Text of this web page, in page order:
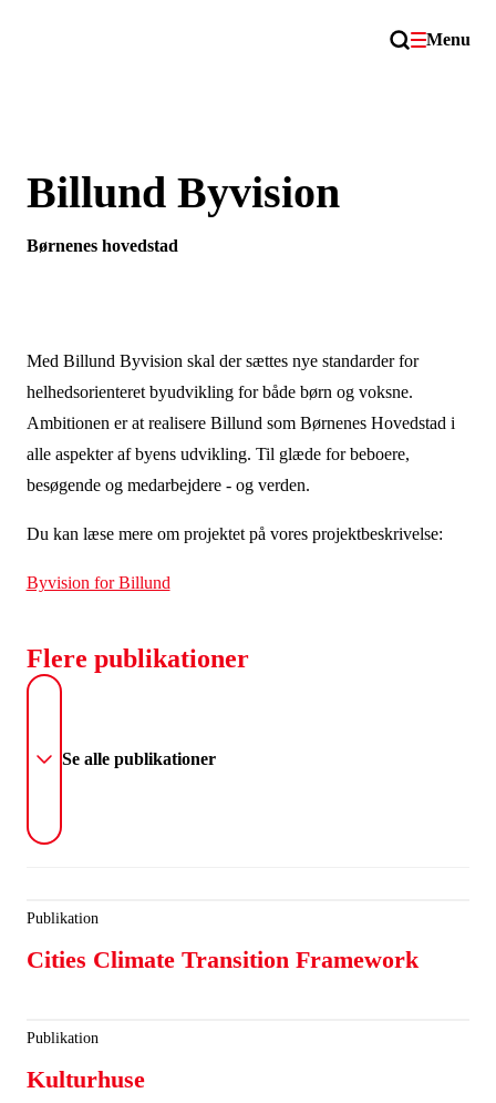
Menu
Billund Byvision
Børnenes hovedstad
Med Billund Byvision skal der sættes nye standarder for
helhedsorienteret byudvikling for både børn og voksne.
Ambitionen er at realisere Billund som Børnenes Hovedstad i
alle aspekter af byens udvikling. Til glæde for beboere,
besøgende og medarbejdere - og verden.
Du kan læse mere om projektet på vores projektbeskrivelse:
Byvision for Billund
Flere publikationer
Se alle publikationer
Publikation
Cities Climate Transition Framework
Publikation
Kulturhuse